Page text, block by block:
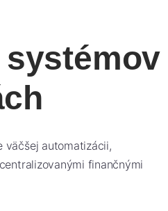
väčšej automatizácii,
finančnými